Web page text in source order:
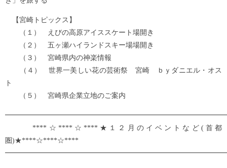
【宮崎トピックス】
（１） えびの高原アイススケート場開き
（２） 五ヶ瀬ハイランドスキー場場開き
（３） 宮崎県内の神楽情報
（４） 世界一美しい花の芸術祭 宮崎 ｂｙダニエル・オス
ト
（５） 宮崎県企業立地のご案内
****☆****☆****★１２月のイベントなど(首都
圏)★****☆****☆****